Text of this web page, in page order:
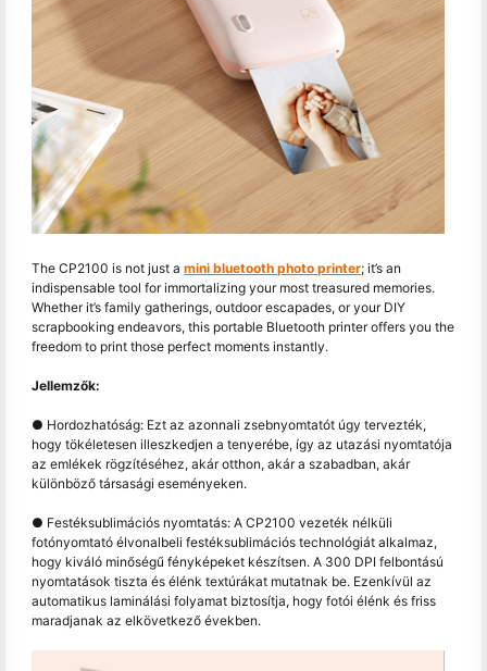
The CP2100 is not just a mini bluetooth photo printer; it’s an
indispensable tool for immortalizing your most treasured memories.
Whether it’s family gatherings, outdoor escapades, or your DIY
scrapbooking endeavors, this portable Bluetooth printer offers you the
freedom to print those perfect moments instantly.
Jellemzők:
● Hordozhatóság: Ezt az azonnali zsebnyomtatót úgy tervezték,
hogy tökéletesen illeszkedjen a tenyerébe, így az utazási nyomtatója
az emlékek rögzítéséhez, akár otthon, akár a szabadban, akár
különböző társasági eseményeken.
● Festéksublimációs nyomtatás: A CP2100 vezeték nélküli
fotónyomtató élvonalbeli festéksublimációs technológiát alkalmaz,
hogy kiváló minőségű fényképeket készítsen. A 300 DPI felbontású
nyomtatások tiszta és élénk textúrákat mutatnak be. Ezenkívül az
automatikus laminálási folyamat biztosítja, hogy fotói élénk és friss
maradjanak az elkövetkező években.